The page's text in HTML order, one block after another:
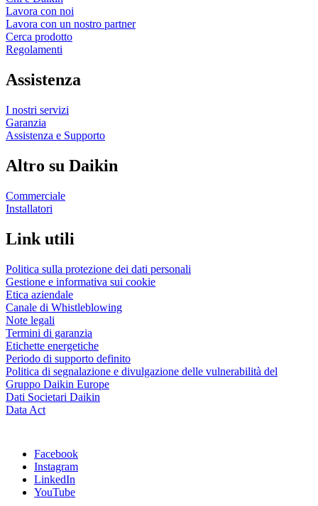
Lavora con noi
Lavora con un nostro partner
Cerca prodotto
Regolamenti
Assistenza
I nostri servizi
Garanzia
Assistenza e Supporto
Altro su Daikin
Commerciale
Installatori
Link utili
Politica sulla protezione dei dati personali
Gestione e informativa sui cookie
Etica aziendale
Canale di Whistleblowing
Note legali
Termini di garanzia
Etichette energetiche
Periodo di supporto definito
Politica di segnalazione e divulgazione delle vulnerabilità del
Gruppo Daikin Europe
Dati Societari Daikin
Data Act
Facebook
Instagram
LinkedIn
YouTube